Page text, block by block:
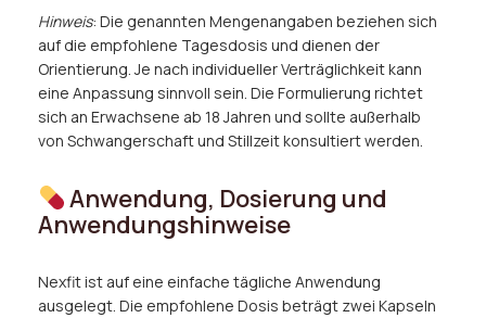
Hinweis: Die genannten Mengenangaben beziehen sich
auf die empfohlene Tagesdosis und dienen der
Orientierung. Je nach individueller Verträglichkeit kann
eine Anpassung sinnvoll sein. Die Formulierung richtet
sich an Erwachsene ab 18 Jahren und sollte außerhalb
von Schwangerschaft und Stillzeit konsultiert werden.
Anwendung, Dosierung und
Anwendungshinweise
Nexfit ist auf eine einfache tägliche Anwendung
ausgelegt. Die empfohlene Dosis beträgt zwei Kapseln